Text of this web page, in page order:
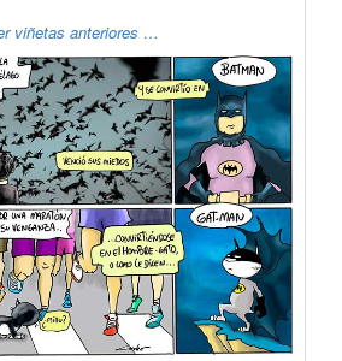
viñetas anteriores …